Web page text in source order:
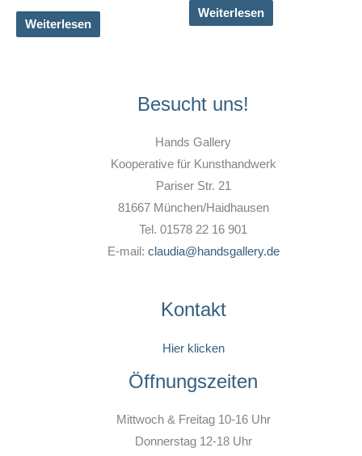
Weiterlesen
Weiterlesen
Besucht uns!
Hands Gallery
Kooperative für Kunsthandwerk
Pariser Str. 21
81667 München/Haidhausen
Tel. 01578 22 16 901
E-mail: claudia@handsgallery.de
Kontakt
Hier klicken
Öffnungszeiten
Mittwoch & Freitag 10-16 Uhr
Donnerstag 12-18 Uhr